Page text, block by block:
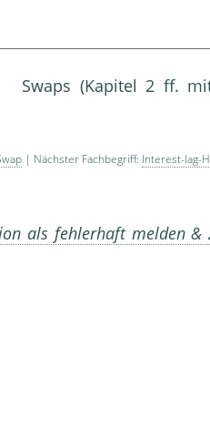
(Kapitel 2 ff.
| Nächster Fachbegriff: Interest-lag-
als fehlerhaft melden &